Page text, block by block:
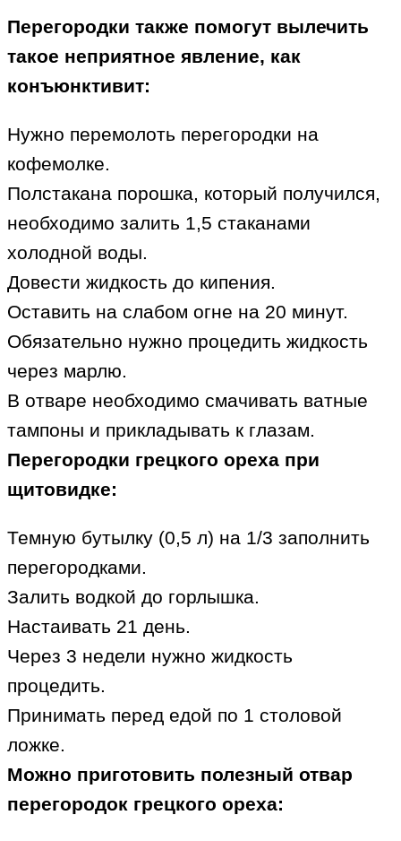
Перегородки также помогут вылечить
такое неприятное явление, как
конъюнктивит:
Нужно перемолоть перегородки на
кофемолке.
Полстакана порошка, который получился,
необходимо залить 1,5 стаканами
холодной воды.
Довести жидкость до кипения.
Оставить на слабом огне на 20 минут.
Обязательно нужно процедить жидкость
через марлю.
В отваре необходимо смачивать ватные
тампоны и прикладывать к глазам.
Перегородки грецкого ореха при
щитовидке:
Темную бутылку (0,5 л) на 1/3 заполнить
перегородками.
Залить водкой до горлышка.
Настаивать 21 день.
Через 3 недели нужно жидкость
процедить.
Принимать перед едой по 1 столовой
ложке.
Можно приготовить полезный отвар
перегородок грецкого ореха: